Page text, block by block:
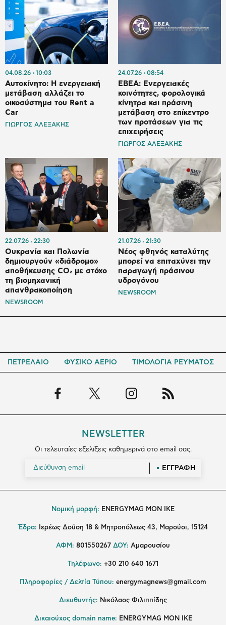
04.08.26 10:03
Αυτοκίνητο: Η ενεργειακή
μετάβαση αλλάζει το
οικοσύστημα του Rent a
Car
ΓΙΩΡΓΟΣ ΑΛΕΞΑΚΗΣ
24.07.26 08:54
ΕΒΕΑ: Ενεργειακές
κοινότητες, φορολογικά
κίνητρα και πράσινη
μετάβαση στο επίκεντρο
των προτάσεων για τις
επιχειρήσεις
ΓΙΩΡΓΟΣ ΑΛΕΞΑΚΗΣ
22.07.26 22:30
Ουκρανία και Πολωνία
δημιουργούν «διάδρομο»
αποθήκευσης CO₂ με στόχο
τη βιομηχανική
απανθρακοποίηση
NEWSROOM
21.07.26 21:30
Νέος φθηνός καταλύτης
μπορεί να επιταχύνει την
παραγωγή πράσινου
υδρογόνου
NEWSROOM
ΠΕΤΡΕΛΑΙΟ ΦΥΣΙΚΟ ΑΕΡΙΟ ΤΙΜΟΛΟΓΙΑ ΡΕΥΜΑΤΟΣ
NEWSLETTER
Οι τελευταίες εξελίξεις καθημερινά στο email σας.
ΕΓΓΡΑΦΗ
Νομική μορφή: ENERGYMAG MON IKE
Έδρα: Ιερέως Δούση 18 & Μητροπόλεως 43, Μαρούσι, 15124
ΑΦΜ: 801550267 ΔΟΥ: Αμαρουσίου
Τηλέφωνο: +30 210 640 1671
Πληροφορίες / Δελτία Τύπου: energymagnews@gmail.com
Διευθυντής: Νικόλαος Φιλιππίδης
Δικαιούχος domain name: ENERGYMAG ΜΟΝ ΙΚΕ